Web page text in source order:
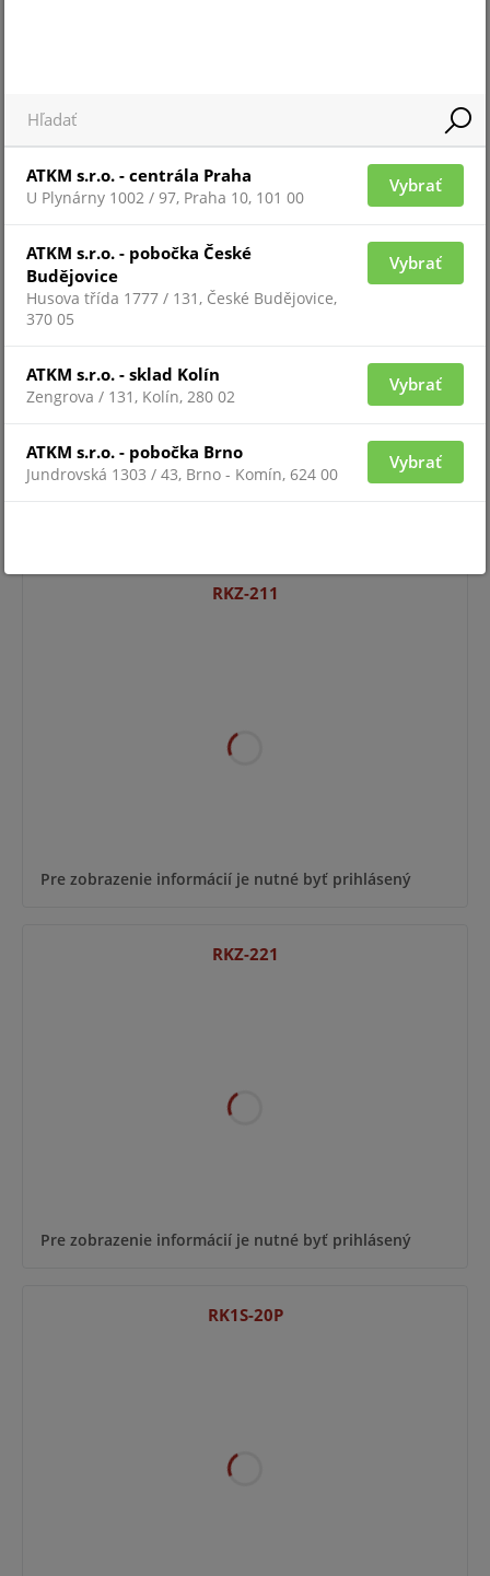
RKZ-121
RKZ-211
Pre zobrazenie informácií je nutné byť prihlásený
RKZ-221
Pre zobrazenie informácií je nutné byť prihlásený
RK1S-20P
ATKM s.r.o. - centrála Praha
U Plynárny 1002 / 97, Praha 10, 101 00
Vybrať
ATKM s.r.o. - pobočka České
Budějovice
Husova třída 1777 / 131, České Budějovice,
370 05
Vybrať
ATKM s.r.o. - sklad Kolín
Zengrova / 131, Kolín, 280 02
Vybrať
ATKM s.r.o. - pobočka Brno
Jundrovská 1303 / 43, Brno - Komín, 624 00
Vybrať